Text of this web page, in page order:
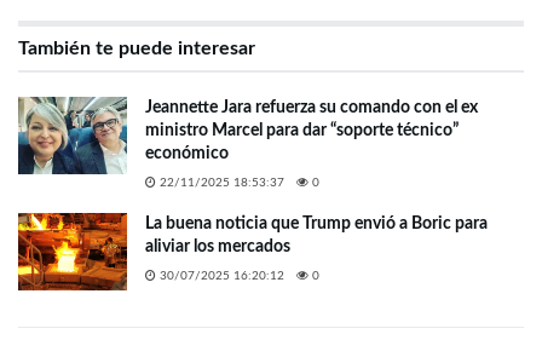
También te puede interesar
Jeannette Jara refuerza su comando con el ex
ministro Marcel para dar “soporte técnico”
económico
22/11/2025 18:53:37 0
La buena noticia que Trump envió a Boric para
aliviar los mercados
30/07/2025 16:20:12 0